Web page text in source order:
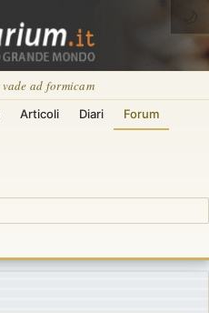
vade ad formicam
Articoli Diari Forum
🌙